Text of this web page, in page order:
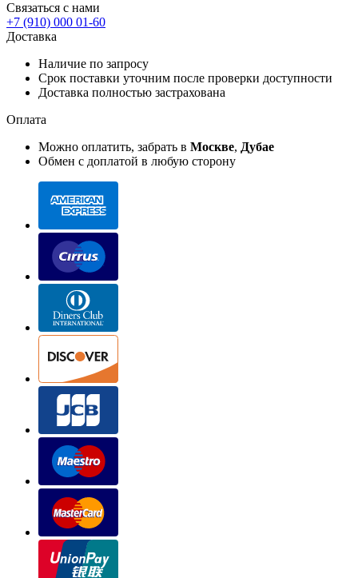
Связаться с нами
+7 (910) 000 01-60
Доставка
Наличие по запросу
Срок поставки уточним после проверки доступности
Доставка полностью застрахована
Оплата
Можно оплатить, забрать в Москве, Дубае
Обмен с доплатой в любую сторону